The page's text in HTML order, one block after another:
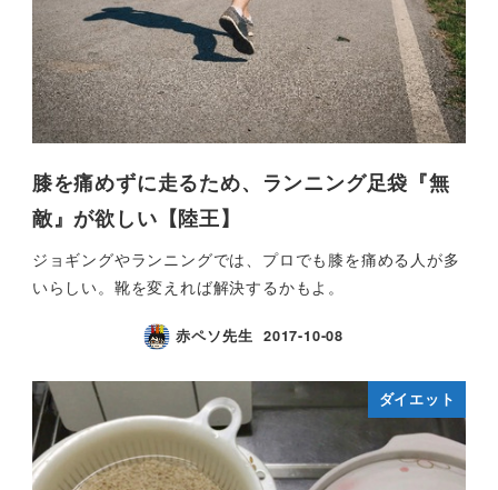
膝を痛めずに走るため、ランニング足袋『無
敵』が欲しい【陸王】
ジョギングやランニングでは、プロでも膝を痛める人が多
いらしい。靴を変えれば解決するかもよ。
赤ペソ先生 2017-10-08
ダイエット